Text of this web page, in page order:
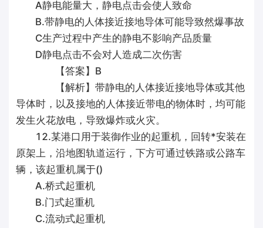
A静电能量大，静电点击会使人致命
B.带静电的人体接近接地导体可能导致然爆事故
C生产过程中产生的静电不影响产品质量
D静电点击不会对人造成二次伤害
【答案】B
【解析】带静电的人体接近接地导体或其他
导体时，以及接地的人体接近带电的物体时，均可能
发生火花放电，导致爆炸或火灾。
12.某港口用于装御作业的起重机，回转*安装在
原架上，沿地图轨道运行，下方可通过铁路或公路车
辆，该起重机属于()
A.桥式起重机
B.门式起重机
C.流动式起重机